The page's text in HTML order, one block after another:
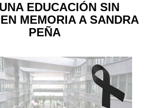
EDUCACIÓN SIN
MEMORIA A SANDRA
PEÑA